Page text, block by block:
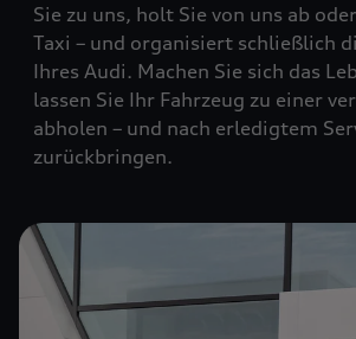
Sie zu uns, holt Sie von uns ab
Taxi – und organisiert schließlich
Ihres Audi. Machen Sie sich das
lassen Sie Ihr Fahrzeug zu einer
abholen – und nach erledigtem
zurückbringen.